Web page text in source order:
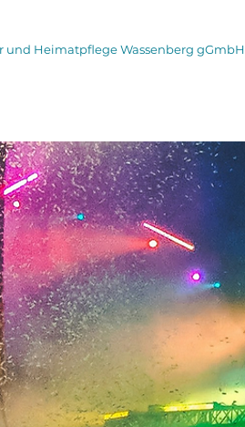
und Heimatpflege Wassenberg gGmbH